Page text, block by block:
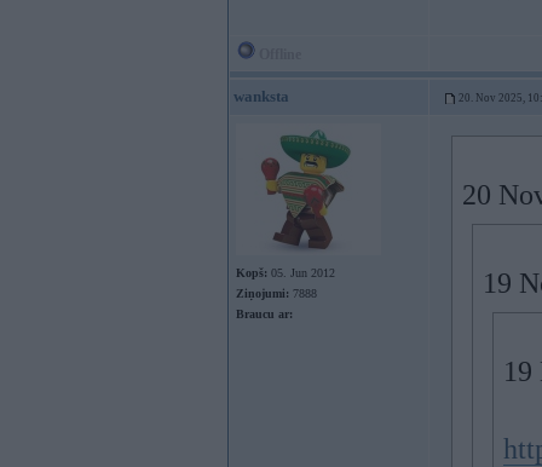
wanksta 20. Nov 2025,
Kopš: 05. Jun 2012
Ziņojumi: 7888
Braucu ar:
20
19
19